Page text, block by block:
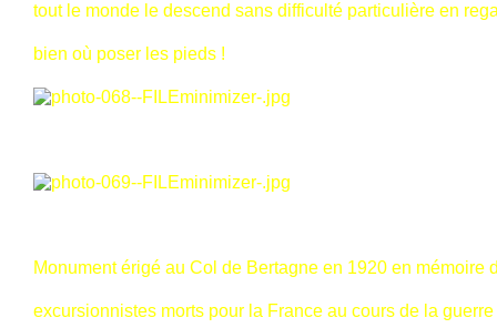
tout le monde le descend sans difficulté particulière en
bien où poser les pieds !
Monument érigé au Col de Bertagne en 1920 en mémoire
excursionnistes morts pour la France au cours de la